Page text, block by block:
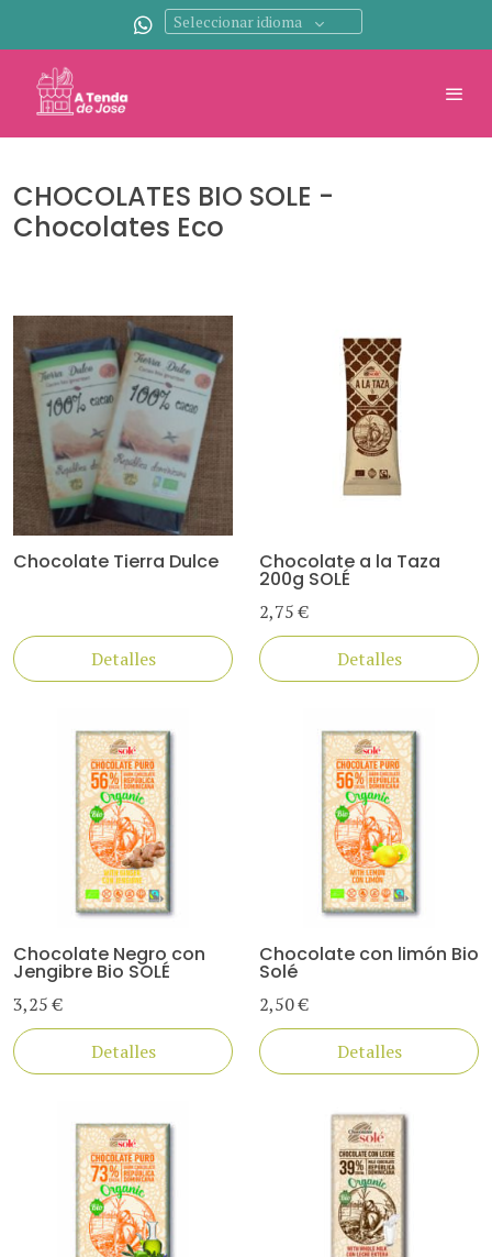
Seleccionar idioma
CHOCOLATES BIO SOLE -
Chocolates Eco
Chocolate Tierra Dulce
Detalles
Chocolate a la Taza
200g SOLÉ
2,75 €
Detalles
Chocolate Negro con
Jengibre Bio SOLÉ
3,25 €
Detalles
Chocolate con limón Bio
Solé
2,50 €
Detalles